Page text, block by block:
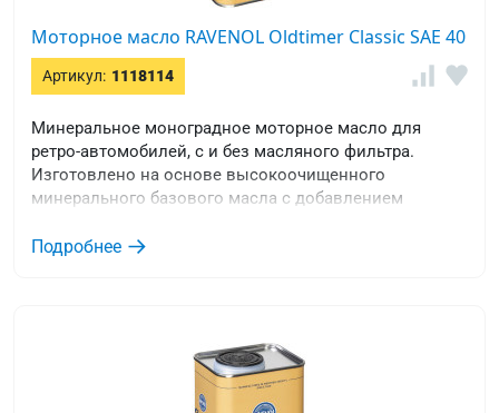
Моторное масло RAVENOL Oldtimer Classic SAE 40
Артикул: 1118114
Минеральное моноградное моторное масло для
ретро-автомобилей, с и без масляного фильтра.
Изготовлено на основе высокоочищенного
минерального базового масла с добавлением
Подробнее